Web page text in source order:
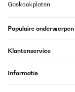
Gaskookplaten
Populaire onderwerpen
Klantenservice
Informatie